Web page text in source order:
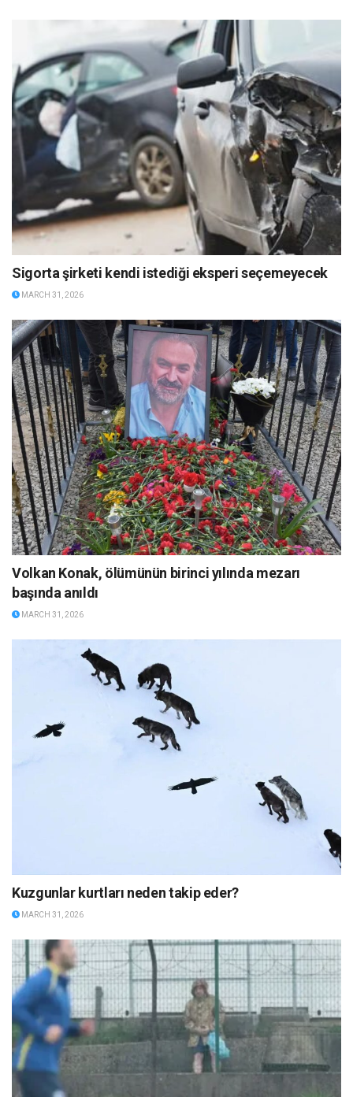
Sigorta şirketi kendi istediği eksperi seçemeyecek
MARCH 31, 2026
Volkan Konak, ölümünün birinci yılında mezarı
başında anıldı
MARCH 31, 2026
Kuzgunlar kurtları neden takip eder?
MARCH 31, 2026